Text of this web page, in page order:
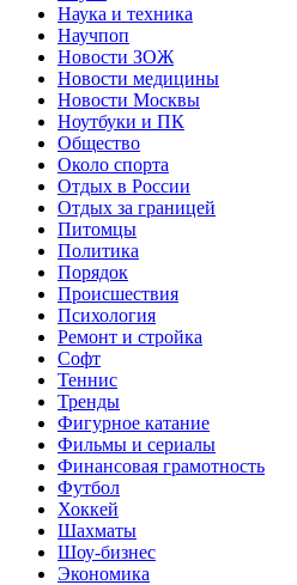
Наука и техника
Научпоп
Новости ЗОЖ
Новости медицины
Новости Москвы
Ноутбуки и ПК
Общество
Около спорта
Отдых в России
Отдых за границей
Питомцы
Политика
Порядок
Происшествия
Психология
Ремонт и стройка
Софт
Теннис
Тренды
Фигурное катание
Фильмы и сериалы
Финансовая грамотность
Футбол
Хоккей
Шахматы
Шоу-бизнес
Экономика